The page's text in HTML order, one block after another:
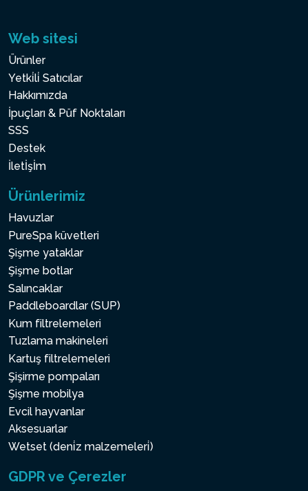
Web sitesi
Ürünler
Yetki̇li̇ Satıcılar
Hakkımızda
İpuçları & Püf Noktaları
SSS
Destek
İletİşİm
Ürünlerimiz
Havuzlar
PureSpa küvetleri
Şişme yataklar
Şişme botlar
Salıncaklar
Paddleboardlar (SUP)
Kum filtrelemeleri
Tuzlama makineleri
Kartuş filtrelemeleri
Şişirme pompaları
Şişme mobilya
Evcil hayvanlar
Aksesuarlar
Wetset (deni̇z malzemeleri̇)
GDPR ve Çerezler